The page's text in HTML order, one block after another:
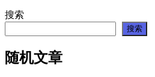
搜索
搜索
随机文章